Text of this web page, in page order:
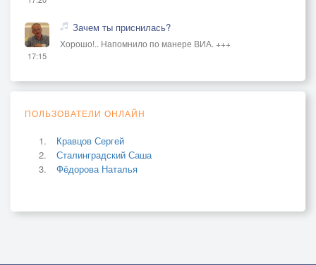
17:15
Зачем ты приснилась?
Хорошо!.. Напомнило по манере ВИА. +++
ПОЛЬЗОВАТЕЛИ ОНЛАЙН
Кравцов Сергей
Сталинградский Саша
Фёдорова Наталья